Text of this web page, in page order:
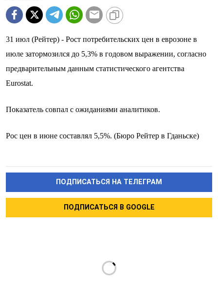
31 июл (Рейтер) - Рост потребительских цен в еврозоне в
июле затормозился до 5,3% в годовом выражении, согласно
предварительным данным статистического агентства
Eurostat.
Показатель совпал с ожиданиями аналитиков.
Рос цен в июне составлял 5,5%. (Бюро Рейтер в Гданьске)
ПОДПИСАТЬСЯ НА ТЕЛЕГРАМ
ПОДПИСАТЬСЯ В GOOGLE